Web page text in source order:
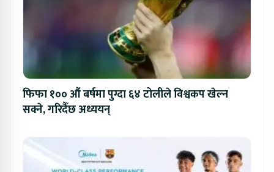
फिफा १०० औं बर्षमा पुग्दा ६४ टोलीले विश्वकप खेल्न
सक्ने, गरिदैँछ अध्ययन्